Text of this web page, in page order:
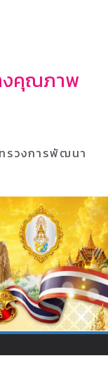
งคุณภาพ
รวงการพัฒนา